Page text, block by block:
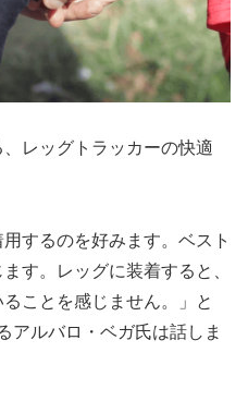
、レッグトラッカーの快適
するのを好みます。ベスト
す。レッグに装着すると、
ことを感じません。」と
アルバロ・ベガ氏は話しま